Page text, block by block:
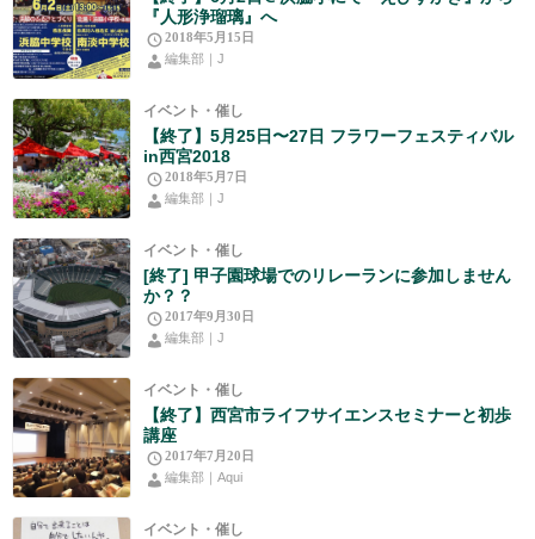
『人形浄瑠璃』へ
2018年5月15日
編集部｜J
イベント・催し
【終了】5月25日〜27日 フラワーフェスティバル
in西宮2018
2018年5月7日
編集部｜J
イベント・催し
[終了] 甲子園球場でのリレーランに参加しません
か？？
2017年9月30日
編集部｜J
イベント・催し
【終了】西宮市ライフサイエンスセミナーと初歩
講座
2017年7月20日
編集部｜Aqui
イベント・催し